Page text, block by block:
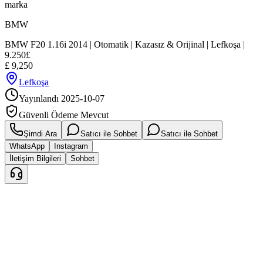
marka
BMW
BMW F20 1.16i 2014 | Otomatik | Kazasız & Orijinal | Lefkoşa |
9.250£
£ 9,250
Lefkoşa
Yayınlandı 2025-10-07
Güvenli Ödeme Mevcut
Şimdi Ara Satıcı ile Sohbet
Satıcı ile Sohbet
WhatsApp
Instagram
İletişim Bilgileri
Sohbet